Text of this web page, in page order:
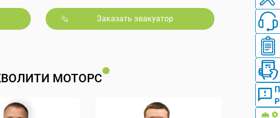
Заказать эвакуатор
МОТОРС